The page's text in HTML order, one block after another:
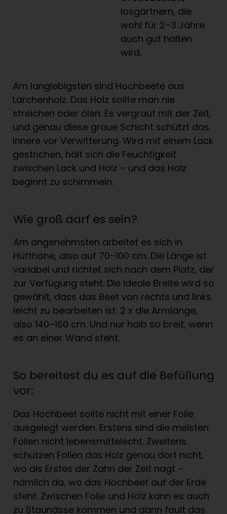
losgärtnern, die
wohl für 2–3 Jahre
auch gut halten
wird.
Am langlebigsten sind Hochbeete aus
Lärchenholz. Das Holz sollte man nie
streichen oder ölen. Es vergraut mit der Zeit,
und genau diese graue Schicht schützt das
Innere vor Verwitterung. Wird mit einem Lack
gestrichen, hält sich die Feuchtigkeit
zwischen Lack und Holz – und das Holz
beginnt zu schimmeln.
Wie groß darf es sein?
Am angenehmsten arbeitet es sich in
Hüfthöhe, also auf 70–100 cm. Die Länge ist
variabel und richtet sich nach dem Platz, der
zur Verfügung steht. Die ideale Breite wird so
gewählt, dass das Beet von rechts und links
leicht zu bearbeiten ist: 2 x die Armlänge,
also 140–160 cm. Und nur halb so breit, wenn
es an einer Wand steht.
So bereitest du es auf die Befüllung
vor:
Das Hochbeet sollte nicht mit einer Folie
ausgelegt werden. Erstens sind die meisten
Folien nicht lebensmittelecht. Zweitens
schützen Folien das Holz genau dort nicht,
wo als Erstes der Zahn der Zeit nagt –
nämlich da, wo das Hochbeet auf der Erde
steht. Zwischen Folie und Holz kann es auch
zu Staunässe kommen und dann fault das